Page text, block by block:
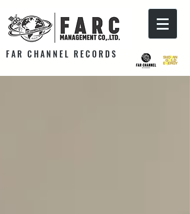
F A R C H A N N E L R E C O R D S